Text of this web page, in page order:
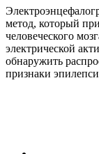
метод, который
человеческого
электрической
обнаружить
признаки